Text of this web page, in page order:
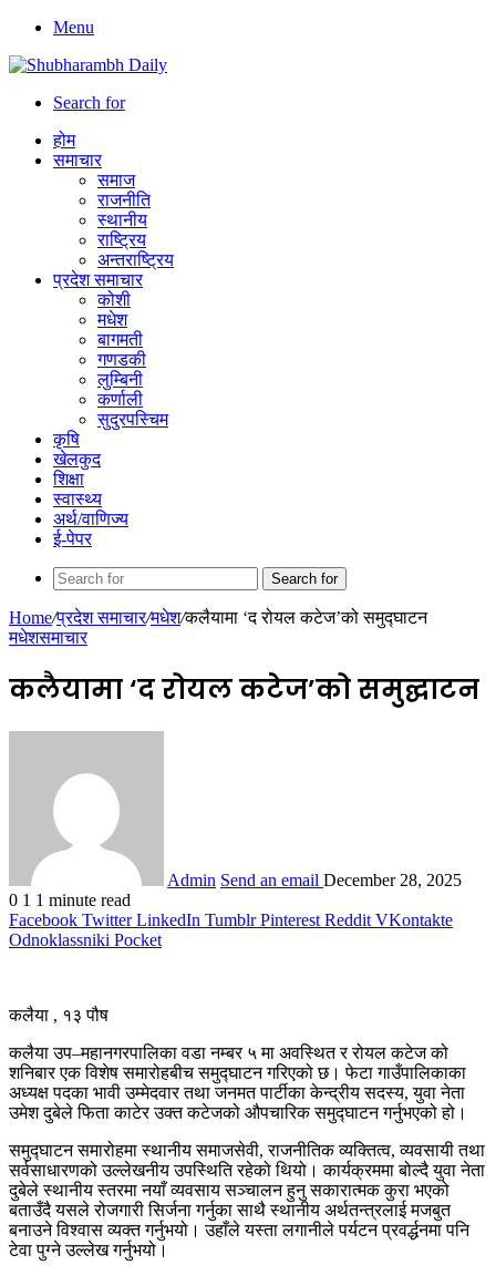
Menu
Search for
होम
समाचार
समाज
राजनीति
स्थानीय
राष्ट्रिय
अन्तराष्ट्रिय
प्रदेश समाचार
कोशी
मधेश
बागमती
गणडकी
लुम्बिनी
कर्णाली
सुदुरपस्चिम
कृषि
खेलकुद
शिक्षा
स्वास्थ्य
अर्थ/वाणिज्य
ई-पेपर
Search for
Home/प्रदेश समाचार/मधेश/कलैयामा ‘द रोयल कटेज’को समुद्घाटन
मधेशसमाचार
कलैयामा ‘द रोयल कटेज’को समुद्घाटन
Admin Send an email December 28, 2025
0 1 1 minute read
Facebook Twitter LinkedIn Tumblr Pinterest Reddit VKontakte
Odnoklassniki Pocket
कलैया , १३ पौष
कलैया उप–महानगरपालिका वडा नम्बर ५ मा अवस्थित र रोयल कटेज को
शनिबार एक विशेष समारोहबीच समुद्घाटन गरिएको छ। फेटा गाउँपालिकाका
अध्यक्ष पदका भावी उम्मेदवार तथा जनमत पार्टीका केन्द्रीय सदस्य, युवा नेता
उमेश दुबेले फिता काटेर उक्त कटेजको औपचारिक समुद्घाटन गर्नुभएको हो।
समुद्घाटन समारोहमा स्थानीय समाजसेवी, राजनीतिक व्यक्तित्व, व्यवसायी तथा
सर्वसाधारणको उल्लेखनीय उपस्थिति रहेको थियो। कार्यक्रममा बोल्दै युवा नेता
दुबेले स्थानीय स्तरमा नयाँ व्यवसाय सञ्चालन हुनु सकारात्मक कुरा भएको
बताउँदै यसले रोजगारी सिर्जना गर्नुका साथै स्थानीय अर्थतन्त्रलाई मजबुत
बनाउने विश्वास व्यक्त गर्नुभयो। उहाँले यस्ता लगानीले पर्यटन प्रवर्द्धनमा पनि
टेवा पुग्ने उल्लेख गर्नुभयो।